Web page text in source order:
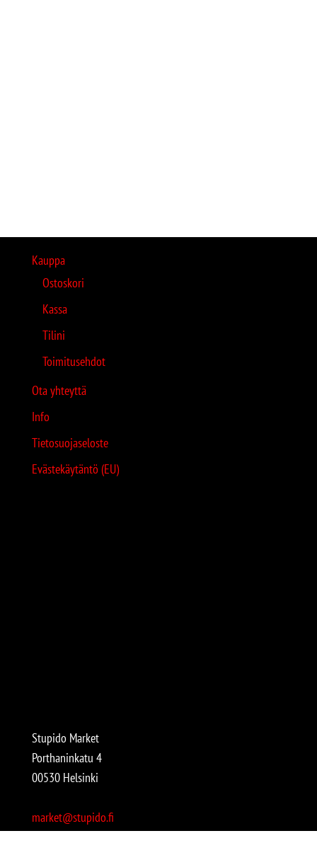
Kauppa
Ostoskori
Kassa
Tilini
Toimitusehdot
Ota yhteyttä
Info
Tietosuojaseloste
Evästekäytäntö (EU)
Stupido Market
Porthaninkatu 4
00530 Helsinki
market@stupido.fi